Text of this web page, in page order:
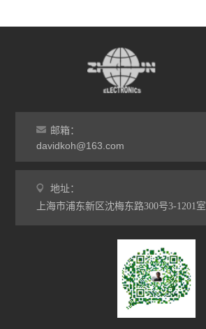
邮箱：
davidkoh@163.com
地址：
上海市浦东新区沈梅东路300号3-1201室